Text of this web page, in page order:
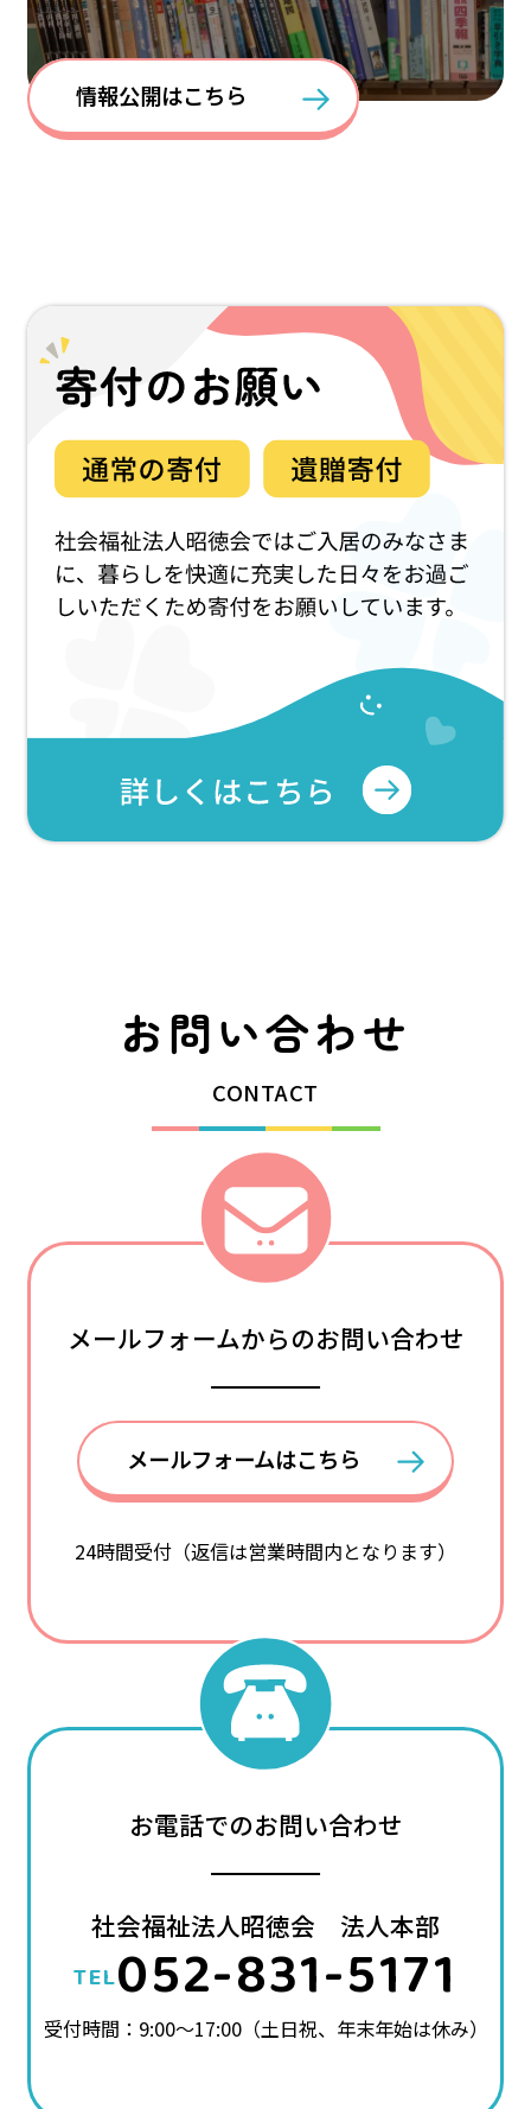
情報公開はこちら
お問い合わせ
CONTACT
メールフォームからのお問い合わせ
メールフォームはこちら
24時間受付（返信は営業時間内となります）
お電話でのお問い合わせ
社会福祉法人昭徳会 法人本部
TEL052-831-5171
受付時間：9:00～17:00（土日祝、年末年始は休み）